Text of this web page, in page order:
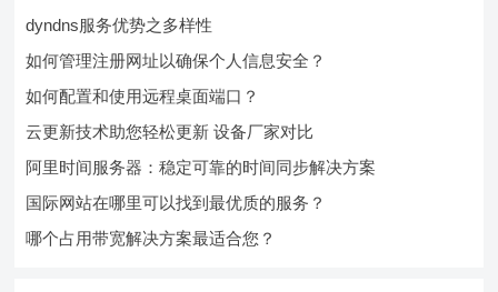
dyndns服务优势之多样性
如何管理注册网址以确保个人信息安全？
如何配置和使用远程桌面端口？
云更新技术助您轻松更新 设备厂家对比
阿里时间服务器：稳定可靠的时间同步解决方案
国际网站在哪里可以找到最优质的服务？
哪个占用带宽解决方案最适合您？